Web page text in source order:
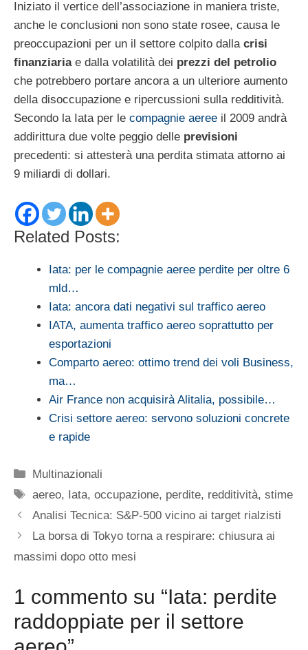
Iniziato il vertice dell’associazione in maniera triste,
anche le conclusioni non sono state rosee, causa le
preoccupazioni per un il settore colpito dalla crisi
finanziariae dalla volatilità dei prezzi del petrolio
che potrebbero portare ancora a un ulteriore aumento
della disoccupazione e ripercussioni sulla redditività.
Secondo la Iata per le compagnie aeree il 2009 andrà
addirittura due volte peggio delle previsioni
precedenti: si attesterà una perdita stimata attorno ai
9 miliardi di dollari.
Related Posts:
Iata: per le compagnie aeree perdite per oltre 6
mld…
Iata: ancora dati negativi sul traffico aereo
IATA, aumenta traffico aereo soprattutto per
esportazioni
Comparto aereo: ottimo trend dei voli Business,
ma…
Air France non acquisirà Alitalia, possibile…
Crisi settore aereo: servono soluzioni concrete
e rapide
Categorie
Multinazionali
Tag
aereo, Iata,occupazione, perdite, redditività,stime
Analisi Tecnica: S&P-500 vicino ai target rialzisti
La borsa di Tokyo torna a respirare: chiusura ai
massimi dopo otto mesi
1 commento su “Iata: perdite
raddoppiate per il settore